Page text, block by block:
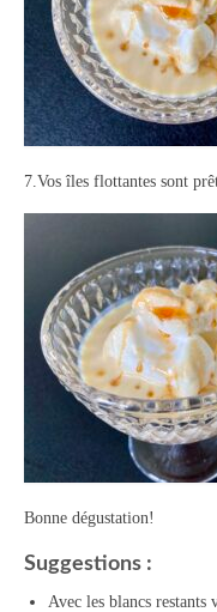
7.Vos îles flottantes sont
Bonne dégustation!
Suggestions :
Avec les blancs restants